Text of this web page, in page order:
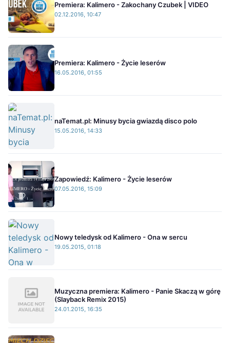
Premiera: Kalimero - Zakochany Czubek | VIDEO
02.12.2016, 10:47
Premiera: Kalimero - Życie leserów
16.05.2016, 01:55
naTemat.pl: Minusy bycia gwiazdą disco polo
15.05.2016, 14:33
Zapowiedź: Kalimero - Życie leserów
07.05.2016, 15:09
Nowy teledysk od Kalimero - Ona w sercu
19.05.2015, 01:18
Muzyczna premiera: Kalimero - Panie Skaczą w górę
(Slayback Remix 2015)
24.01.2015, 16:35